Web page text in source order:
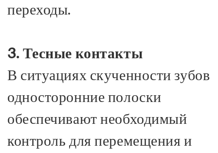
переходы.
3. Тесные контакты
В ситуациях скученности зубов
односторонние полоски
обеспечивают необходимый
контроль для перемещения и